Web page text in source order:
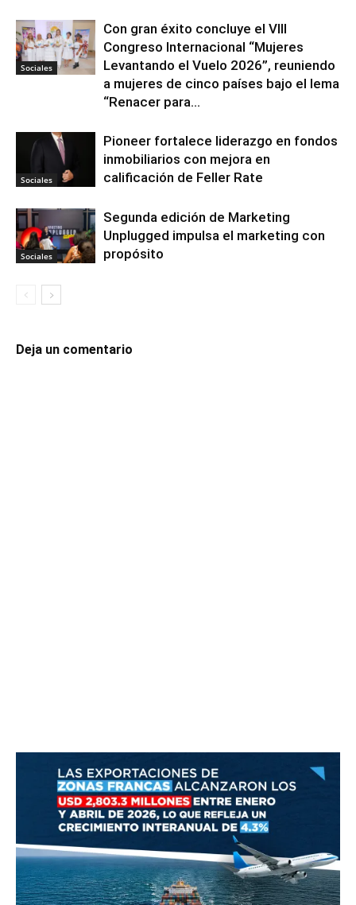
Sociales
Con gran éxito concluye el VIII
Congreso Internacional “Mujeres
Levantando el Vuelo 2026”, reuniendo
a mujeres de cinco países bajo el lema
“Renacer para...
Sociales
Pioneer fortalece liderazgo en fondos
inmobiliarios con mejora en
calificación de Feller Rate
Sociales
Segunda edición de Marketing
Unplugged impulsa el marketing con
propósito
Deja un comentario